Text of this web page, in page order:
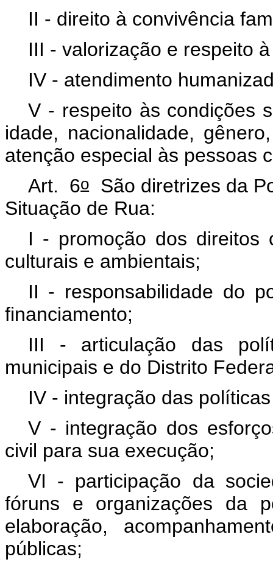
II - direito à convivência
III - valorização e respeito
IV - atendimento
V - respeito às condições
idade, nacionalidade,
atenção especial às pessoas
Art. 6oSão diretrizes da
Situação de Rua:
I - promoção dos direitos
culturais e ambientais;
II - responsabilidade do
financiamento;
III - articulação das
municipais e do Distrito
IV - integração das
V - integração dos
civil para sua execução;
VI - participação da
fóruns e organizações da
elaboração,
públicas;